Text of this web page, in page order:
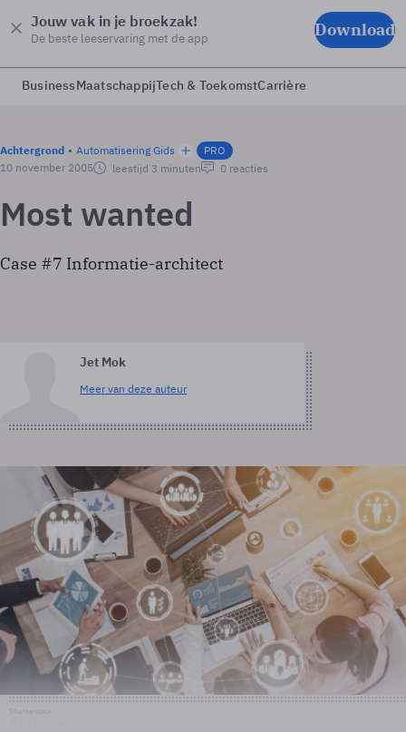
Jouw vak in je broekzak!
De beste leeservaring met de app Download
BusinessMaatschappijTech & ToekomstCarrière
Achtergrond Automatisering Gids
PRO
10 november 2005
leestijd 3 minuten 0 reacties
Most wanted
Case #7 Informatie-architect
Jet Mok
Meer van deze auteur